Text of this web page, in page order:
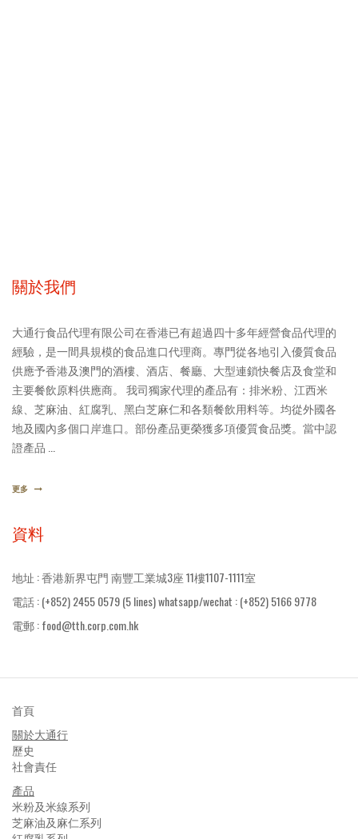
關於我們
大通行食品代理有限公司在香港已有超過四十多年經營食品代理的
經驗，是一間具規模的食品進口代理商。專門從各地引入優質食品
供應予香港及澳門的酒樓、酒店、餐廳、大型連鎖快餐店及食堂和
主要餐飲原料供應商。 我司獨家代理的產品有：排米粉、江西米
線、芝麻油、紅腐乳、黑白芝麻仁和各類餐飲用料等。均從外國各
地及國內多個口岸進口。部份產品更榮獲多項優質食品獎。當中認
證產品 ...
更多
資料
地址 : 香港新界屯門 南豐工業城3座 11樓1107-1111室
電話 : (+852) 2455 0579 (5 lines) whatsapp/wechat : (+852) 5166 9778
電郵 :food@tth.corp.com.hk
首頁
關於大通行
歷史
社會責任
產品
米粉及米線系列
芝麻油及麻仁系列